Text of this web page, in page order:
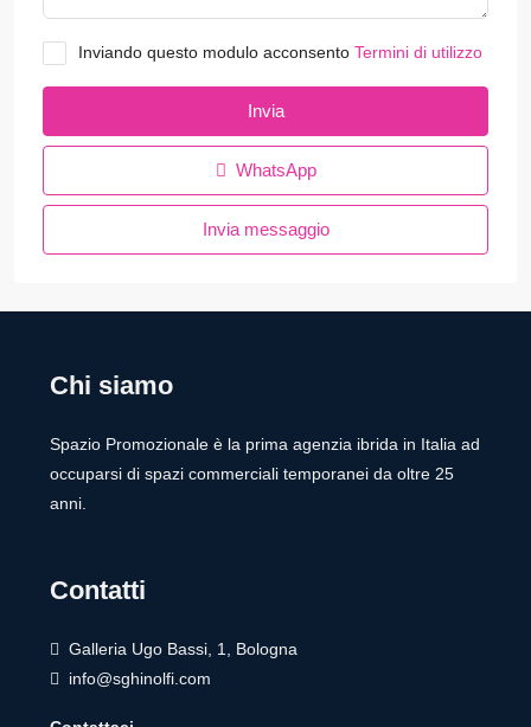
Inviando questo modulo acconsento Termini di utilizzo
Invia
WhatsApp
Invia messaggio
Chi siamo
Spazio Promozionale è la prima agenzia ibrida in Italia ad
occuparsi di spazi commerciali temporanei da oltre 25
anni.
Contatti
Galleria Ugo Bassi, 1, Bologna
info@sghinolfi.com